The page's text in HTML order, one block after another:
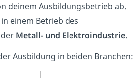
deinem Ausbildungsbetrieb ab.
einem Betrieb des
Metall- und Elektroindustrie.
Ausbildung in beiden Branchen: